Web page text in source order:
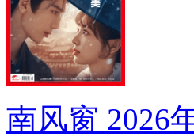
南风窗 2026